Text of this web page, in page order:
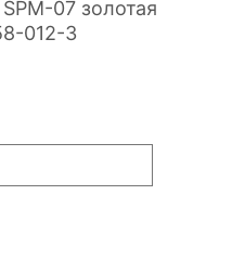
07 золотая
012-3